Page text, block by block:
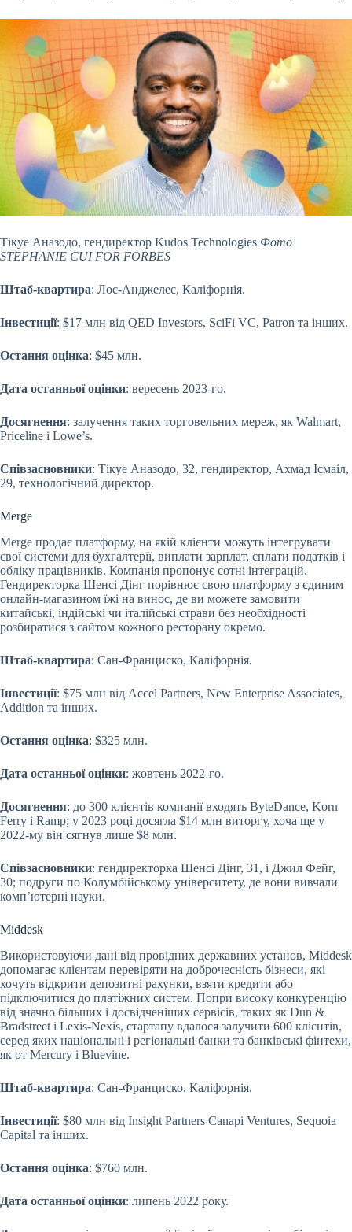
Тікуе Аназодо, гендиректор Kudos Technologies Фото
STEPHANIE CUI FOR FORBES
Штаб-квартира: Лос-Анджелес, Каліфорнія.
Інвестиції: $17 млн від QED Investors, SciFi VC, Patron та інших.
Остання оцінка: $45 млн.
Дата останньої оцінки: вересень 2023-го.
Досягнення: залучення таких торговельних мереж, як Walmart,
Priceline і Lowe’s.
Співзасновники: Тікуе Аназодо, 32, гендиректор, Ахмад Ісмаіл,
29, технологічний директор.
Merge
Merge продає платформу, на якій клієнти можуть інтегрувати
свої системи для бухгалтерії, виплати зарплат, сплати податків і
обліку працівників. Компанія пропонує сотні інтеграцій.
Гендиректорка Шенсі Дінг порівнює свою платформу з єдиним
онлайн-магазином їжі на винос, де ви можете замовити
китайські, індійські чи італійські страви без необхідності
розбиратися з сайтом кожного ресторану окремо.
Штаб-квартира: Сан-Франциско, Каліфорнія.
Інвестиції: $75 млн від Accel Partners, New Enterprise Associates,
Addition та інших.
Остання оцінка: $325 млн.
Дата останньої оцінки: жовтень 2022-го.
Досягнення: до 300 клієнтів компанії входять ByteDance, Korn
Ferry і Ramp; у 2023 році досягла $14 млн виторгу, хоча ще у
2022-му він сягнув лише $8 млн.
Співзасновники: гендиректорка Шенсі Дінг, 31, і Джил Фейг,
30; подруги по Колумбійському університету, де вони вивчали
компʼютерні науки.
Middesk
Використовуючи дані від провідних державних установ, Middesk
допомагає клієнтам перевіряти на доброчесність бізнеси, які
хочуть відкрити депозитні рахунки, взяти кредити або
підключитися до платіжних систем. Попри високу конкуренцію
від значно більших і досвідченіших сервісів, таких як Dun &
Bradstreet і Lexis-Nexis, стартапу вдалося залучити 600 клієнтів,
серед яких національні і регіональні банки та банківські фінтехи,
як от Mercury і Bluevine.
Штаб-квартира: Сан-Франциско, Каліфорнія.
Інвестиції: $80 млн від Insight Partners Canapi Ventures, Sequoia
Capital та інших.
Остання оцінка: $760 млн.
Дата останньої оцінки: липень 2022 року.